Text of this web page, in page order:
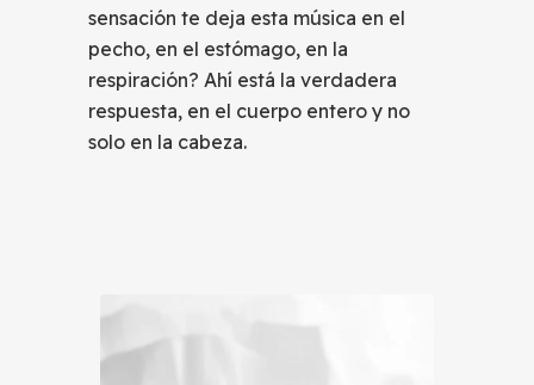
sensación te deja esta música en el
pecho, en el estómago, en la
respiración? Ahí está la verdadera
respuesta, en el cuerpo entero y no
solo en la cabeza.